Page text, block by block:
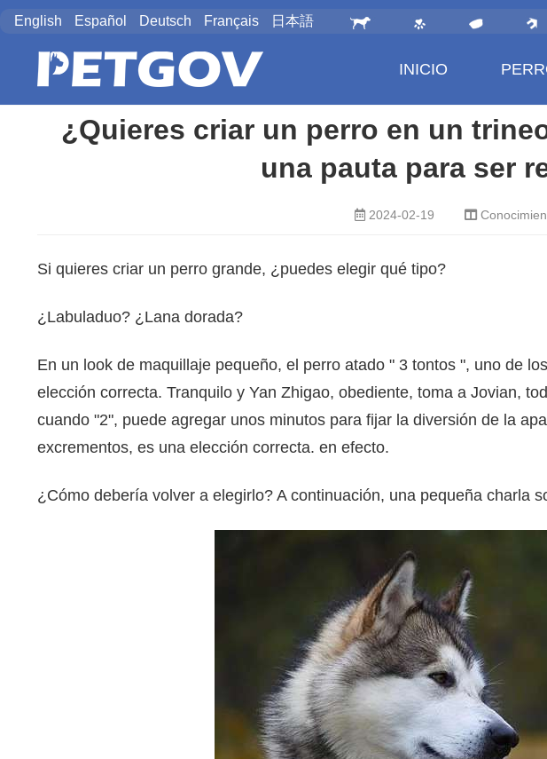
English Español Deutsch Français 日本語
INICIO
¿Quieres criar un perro en un
una pauta para ser
2024-02-19
Si quieres criar un perro grande, ¿puedes elegir qué tipo?
¿Labuladuo? ¿Lana dorada?
En un look de maquillaje pequeño, el perro atado " 3 tontos ", uno de
elección correcta. Tranquilo y Yan Zhigao, obediente, toma a Jovian,
cuando "2", puede agregar unos minutos para fijar la diversión de la
excrementos, es una elección correcta. en efecto.
¿Cómo debería volver a elegirlo? A continuación, una pequeña charla